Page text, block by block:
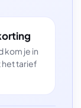
kom je in
het tarief